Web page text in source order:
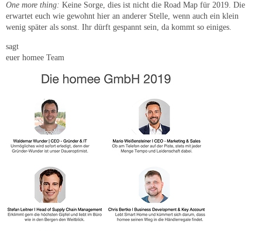
One more thing: Keine Sorge, dies ist nicht die Road Map für 2019. Die
erwartet euch wie gewohnt hier an anderer Stelle, wenn auch ein klein
wenig später als sonst. Ihr dürft gespannt sein, da kommt so einiges.
sagt
euer homee Team